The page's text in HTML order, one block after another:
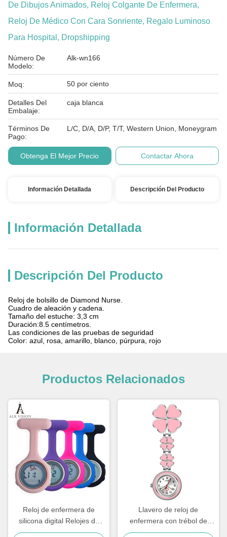
De Dibujos Animados, Reloj Colgante De Enfermera,
Reloj De Médico Con Cara Sonriente, Regalo Luminoso
Para Hospital, Dropshipping
Número De
Modelo:
Alk-wn166
Moq: 50 por ciento
Detalles Del
Embalaje:
caja blanca
Términos De
Pago:
L/C, D/A, D/P, T/T, Western Union, Moneygram
Obtenga El Mejor Precio Contactar Ahora
Información Detallada Descripción Del Producto
Información Detallada
Descripción Del Producto
Reloj de bolsillo de Diamond Nurse.
Cuadro de aleación y cadena.
Tamaño del estuche: 3,3 cm
Duración:8.5 centímetros.
Las condiciones de las pruebas de seguridad
Color: azul, rosa, amarillo, blanco, púrpura, rojo
Productos Relacionados
Reloj de enfermera de
silicona digital Relojes de
enfermera Broche Solapa
Llavero de reloj de
enfermera con trébol de
cuatro hojas, reloj de bolsillo